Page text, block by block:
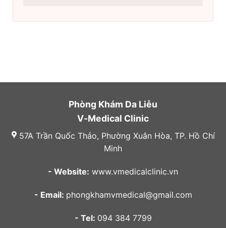
Phòng Khám Da Liễu
V-Medical Clinic
57A Trần Quốc Thảo, Phường Xuân Hòa, TP. Hồ Chí
Minh
- Website: www.vmedicalclinic.vn
- Email: phongkhamvmedical@gmail.com
- Tel: 094 384 7799